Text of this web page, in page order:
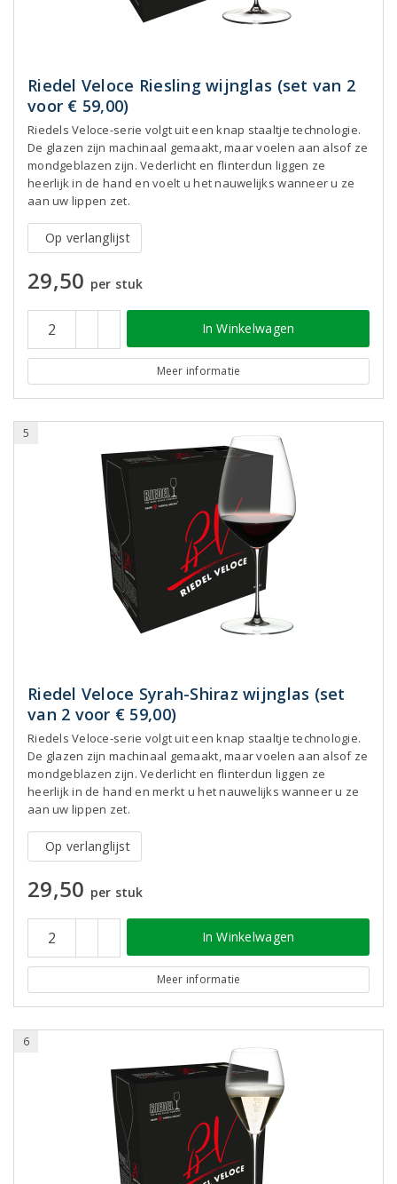
Riedel Veloce Riesling wijnglas (set van 2
voor € 59,00)
Riedels Veloce-serie volgt uit een knap staaltje technologie.
De glazen zijn machinaal gemaakt, maar voelen aan alsof ze
mondgeblazen zijn. Vederlicht en flinterdun liggen ze
heerlijk in de hand en voelt u het nauwelijks wanneer u ze
aan uw lippen zet.
Op verlanglijst
29,50 per stuk
In Winkelwagen
Meer informatie
5
Riedel Veloce Syrah-Shiraz wijnglas (set
van 2 voor € 59,00)
Riedels Veloce-serie volgt uit een knap staaltje technologie.
De glazen zijn machinaal gemaakt, maar voelen aan alsof ze
mondgeblazen zijn. Vederlicht en flinterdun liggen ze
heerlijk in de hand en merkt u het nauwelijks wanneer u ze
aan uw lippen zet.
Op verlanglijst
29,50 per stuk
In Winkelwagen
Meer informatie
6